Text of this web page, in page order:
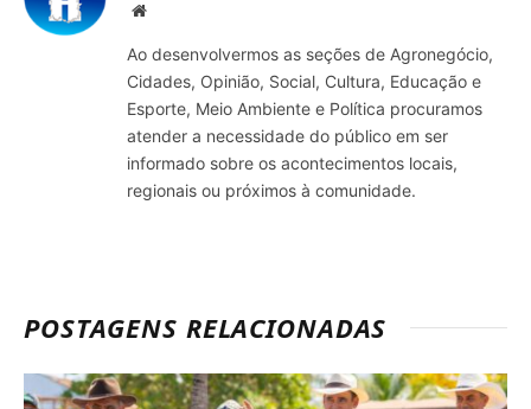
Site
Ao desenvolvermos as seções de Agronegócio,
Cidades, Opinião, Social, Cultura, Educação e
Esporte, Meio Ambiente e Política procuramos
atender a necessidade do público em ser
informado sobre os acontecimentos locais,
regionais ou próximos à comunidade.
POSTAGENS RELACIONADAS